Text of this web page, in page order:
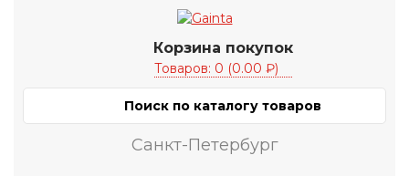
Корзина покупок
Товаров: 0 (0.00 ₽)
Санкт-Петербург